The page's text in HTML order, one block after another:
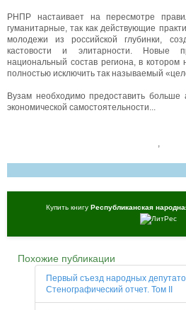
РНПР настаивает на пересмотре
гуманитарные, так как действующие
молодежи из российской глубинки,
кастовости и элитарности. Новые
национальный состав региона, в котором
полностью исключить так называемый
Вузам необходимо предоставить больше
экономической самостоятельности...
,
Купить книгу Республиканская
Похожие публикации
Первый съезд народных
Стенографический отчет. Том II